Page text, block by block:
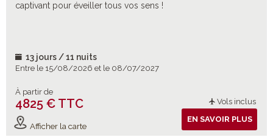
captivant pour éveiller tous vos sens !
13 jours / 11 nuits
Entre le 15/08/2026 et le 08/07/2027
À partir de
4825 € TTC Vols inclus
Afficher la carte
EN SAVOIR PLUS